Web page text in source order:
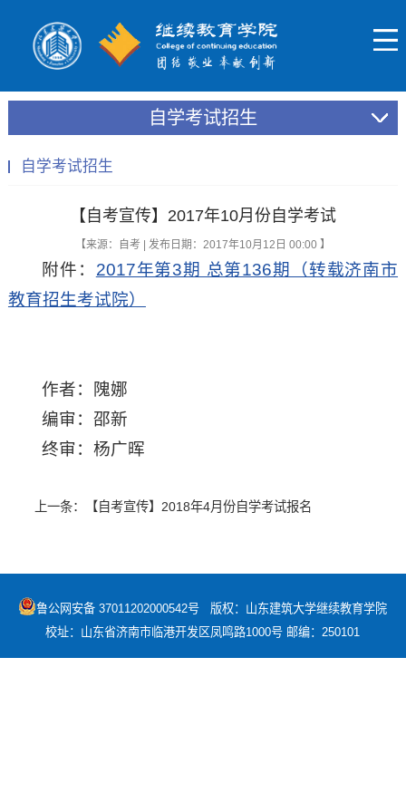
自学考试招生
自学考试招生
【自考宣传】2017年10月份自学考试
【来源：自考 | 发布日期：2017年10月12日 00:00 】
附件： 2017年第3期 总第136期（转载济南市
教育招生考试院）
作者：隗娜
编审：邵新
终审：杨广晖
上一条： 【自考宣传】2018年4月份自学考试报名
鲁公网安备 37011202000542号 版权：山东建筑大学继续教育学院
校址：山东省济南市临港开发区凤鸣路1000号 邮编：250101